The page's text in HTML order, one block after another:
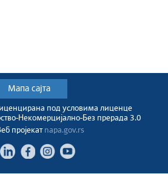
Мапа сајта
под условима лиценце
Некомерцијално-Без прерада 3.0
пројекат napa.gov.rs